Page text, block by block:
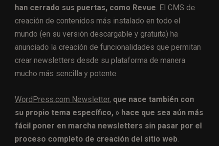
han cerrado sus puertas, como Revue. El CMS de
creación de contenidos más instalado en todo el
mundo (en su versión descargable y gratuita) ha
anunciado la creación de funcionalidades que permitan
crear newsletters desde su plataforma de manera
mucho más sencilla y potente.
WordPress.com Newsletter, que nace también con
su propio tema específico, » hace que sea aún más
fácil poner en marcha newsletters sin pasar por el
proceso completo de creación del sitio web.